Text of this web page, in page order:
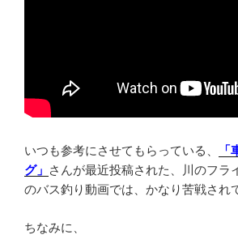
いつも参考にさせてもらっている、
グ」 さんが最近投稿された、川のフラ
のバス釣り動画では、かなり苦戦され
ちなみに、